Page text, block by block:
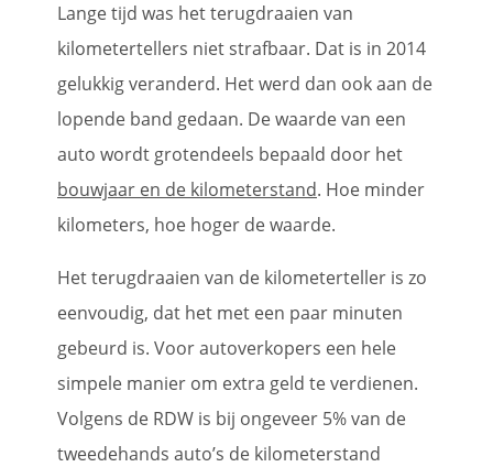
Lange tijd was het terugdraaien van
kilometertellers niet strafbaar. Dat is in 2014
gelukkig veranderd. Het werd dan ook aan de
lopende band gedaan. De waarde van een
auto wordt grotendeels bepaald door het
bouwjaar en de kilometerstand. Hoe minder
kilometers, hoe hoger de waarde.
Het terugdraaien van de kilometerteller is zo
eenvoudig, dat het met een paar minuten
gebeurd is. Voor autoverkopers een hele
simpele manier om extra geld te verdienen.
Volgens de RDW is bij ongeveer 5% van de
tweedehands auto’s de kilometerstand